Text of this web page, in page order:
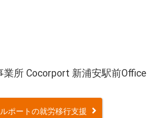
所 Cocorport 新浦安駅前Office
ポートの就労移行支援